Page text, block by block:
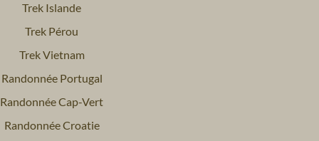
Trek Islande
Trek Pérou
Trek Vietnam
Randonnée Portugal
Randonnée Cap-Vert
Randonnée Croatie